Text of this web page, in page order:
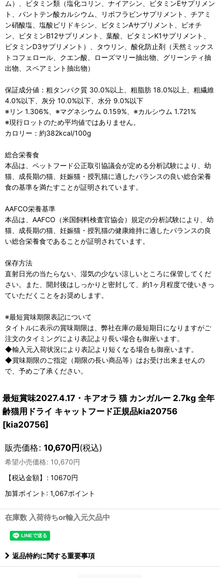
ム）、ビタミン類（塩化コリン、ナイアシン、ビタミンEサプリメン
ト、パントテン酸カルシウム、リボフラビンサプリメント、チアミ
ン硝酸塩、塩酸ピリドキシン、ビタミンAサプリメント、ビオチ
ン、ビタミンB12サプリメント、葉酸、ビタミンK1サプリメント、
ビタミンD3サプリメント）、タウリン、酸化防止剤（天然ミックス
トコフェロール、クエン酸、ローズマリー抽出物、グリーンティ抽
出物、スペアミント抽出物）
保証成分値：粗タンパク質 30.0%以上、粗脂肪 18.0%以上、粗繊維
4.0%以下、灰分 10.0%以下、水分 9.0%以下
※リン 1.306%、※マグネシウム 0.159%、※カルシウム 1.721%
※現行ロットのため平均値ではありません。
カロリー：約382kcal/100g
総合栄養食
本品は、ペットフード公正取引協議会が定める分析試験により、幼
猫、成長期の猫、妊娠猫・授乳猫に適したバランスの良い総合栄養
食の基準を満たすことが証明されています。
AAFCO栄養基準
本品は、AAFCO（米国飼料検査官協会）規定の分析試験により、幼
猫、成長期の猫、妊娠猫・授乳猫の健康維持に適したバランスの良
い総合栄養食であることが証明されています。
保存方法
直射日光の当たらない、湿気の少ない涼しいところに保管してくだ
さい。また、開封後はしっかりと密封して、約1ヶ月程度で使いきっ
ていただくことをお奨めします。
※最短賞味期限表記について
タイトルに表示の賞味期限は、弊社在庫の最短期日になりますがご
注文のタイミングにより表記より長い場合も御座います。
◆輸入元入荷状況により表記より短くなる場合も御座います。
◆賞味期限のご指定（期限の長い商品等）はお受け出来ませんの
で、予めご了承ください。
最短賞味2027.4.17・キアオラ 猫 カンガルー 2.7kg 全年
齢猫用ドライ キャットフード正規品kia20756
[kia20756]
販売価格: 10,670円(税込)
希望小売価格: 10,670円
【税込金額】
: 10670円
加算ポイント: 1,067ポイント
在庫数 入荷待ちor輸入元欠品中
返品特約に関する重要事項